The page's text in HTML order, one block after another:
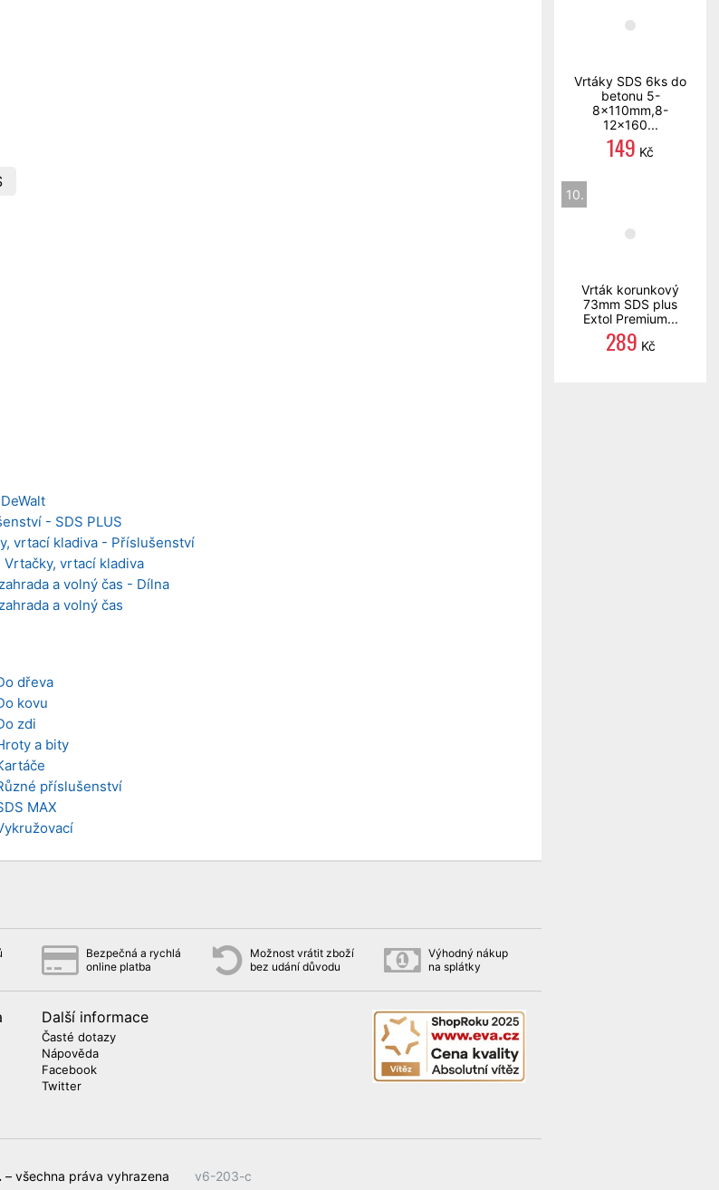
- SDS PLUS
vrtací kladiva - Příslušenství
vrtací kladiva
a volný čas - Dílna
a volný čas
dřeva
kovu
zdi
a bity
příslušenství
MAX
Bezpečná a rychlá
online platba
Možnost vrátit zboží
bez udání důvodu
Výhodný nákup
na splátky
Další informace
Časté dotazy
Nápověda
Facebook
Twitter
– všechna práva vyhrazena v6-203-c
Vrtáky SDS 6ks do
betonu 5-
8x110mm,8-
12x160...
149 Kč
10.
Vrták korunkový
73mm SDS plus
Extol Premium...
289 Kč